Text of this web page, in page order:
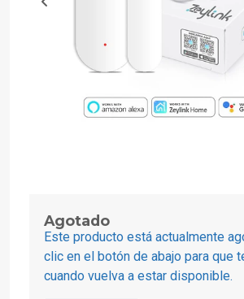
Agotado
Este producto está actualmente
clic en el botón de abajo para que
cuando vuelva a estar disponible.